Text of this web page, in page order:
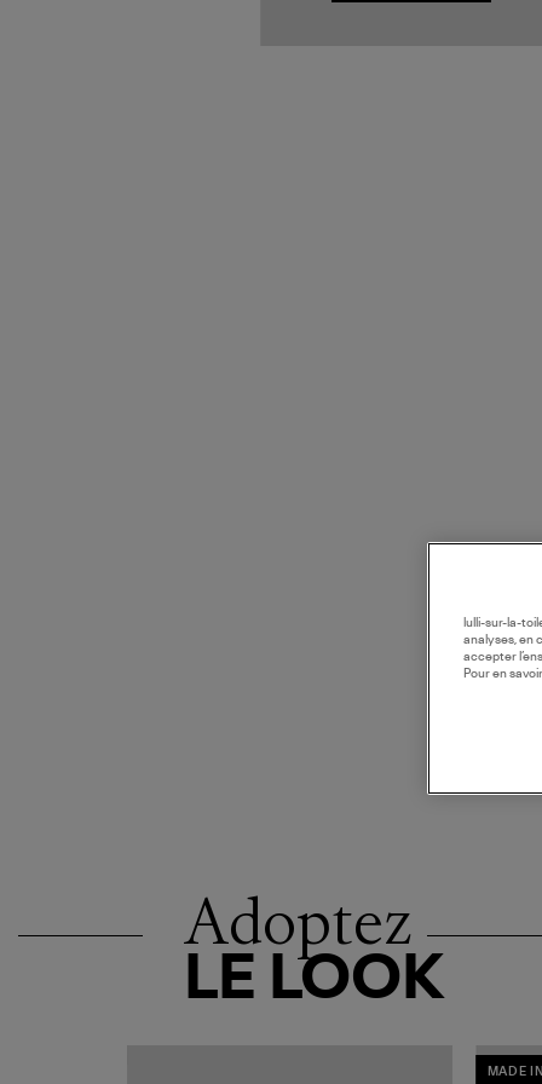
Adoptez
LE LOOK
MADE
lulli-sur-la-
analyses, en
accepter
Pour en